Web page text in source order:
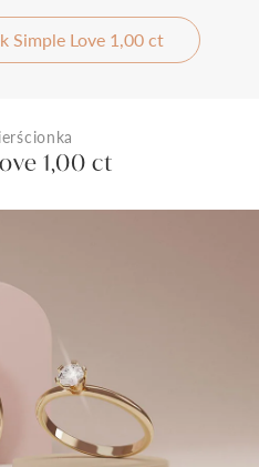
Simple Love 1,00 ct
1,00 ct